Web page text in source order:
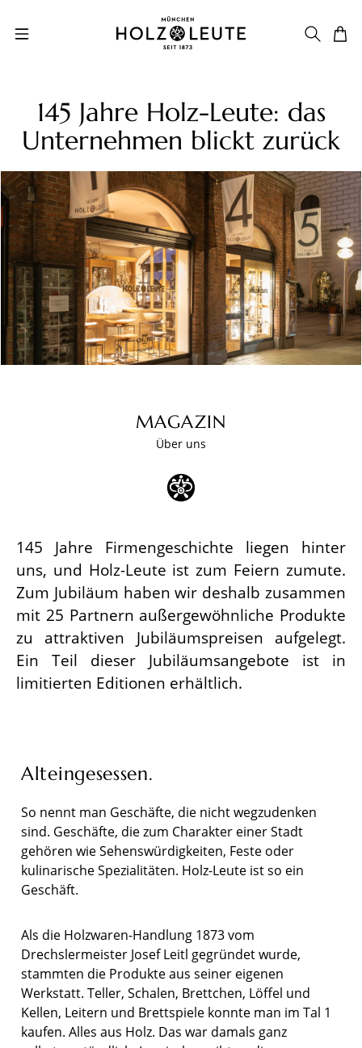
Zum Hauptinhalt springen
145 Jahre Holz-Leute: das
Unternehmen blickt zurück
MAGAZIN
Über uns
145 Jahre Firmengeschichte liegen hinter
uns, und Holz-Leute ist zum Feiern zumute.
Zum Jubiläum haben wir deshalb zusammen
mit 25 Partnern außergewöhnliche Produkte
zu attraktiven Jubiläumspreisen aufgelegt.
Ein Teil dieser Jubiläumsangebote ist in
limitierten Editionen erhältlich.
Alteingesessen.
So nennt man Geschäfte, die nicht wegzudenken
sind. Geschäfte, die zum Charakter einer Stadt
gehören wie Sehenswürdigkeiten, Feste oder
kulinarische Spezialitäten. Holz-Leute ist so ein
Geschäft.
Als die Holzwaren-Handlung 1873 vom
Drechslermeister Josef Leitl gegründet wurde,
stammten die Produkte aus seiner eigenen
Werkstatt. Teller, Schalen, Brettchen, Löffel und
Kellen, Leitern und Brettspiele konnte man im Tal 1
kaufen. Alles aus Holz. Das war damals ganz